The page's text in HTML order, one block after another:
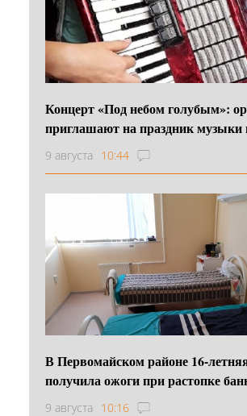
Концерт «Под небом голубым»:
приглашают на праздник музыки
9 августа 10:44
В Первомайском районе
получила ожоги при растопке
9 августа 10:16